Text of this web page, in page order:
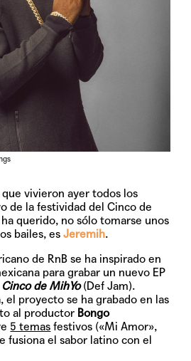
vivieron ayer todos los
de la festividad del Cinco de
querido, no sólo tomarse unos
bailes, esJeremih.
de RnB se ha inspirado en
para grabar un nuevo EP
Cinco de MihYo(Def Jam).
el proyecto se ha grabado en las
al productor Bongo
5 temas festivos («Mi Amor»,
fusiona el sabor latino con el